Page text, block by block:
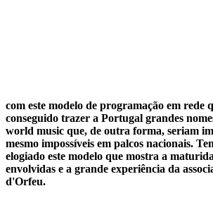
com este modelo de programação em rede
conseguido trazer a Portugal grandes
world music que, de outra forma, seriam
mesmo impossíveis em palcos nacionais.
elogiado este modelo que mostra a
envolvidas e a grande experiência da
d'Orfeu.